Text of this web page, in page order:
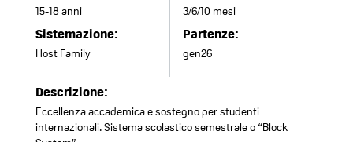
15-18 anni
Sistemazione:
Host Family
3/6/10 mesi
Partenze:
gen26
Descrizione:
Eccellenza accademica e sostegno per studenti
internazionali. Sistema scolastico semestrale o “Block